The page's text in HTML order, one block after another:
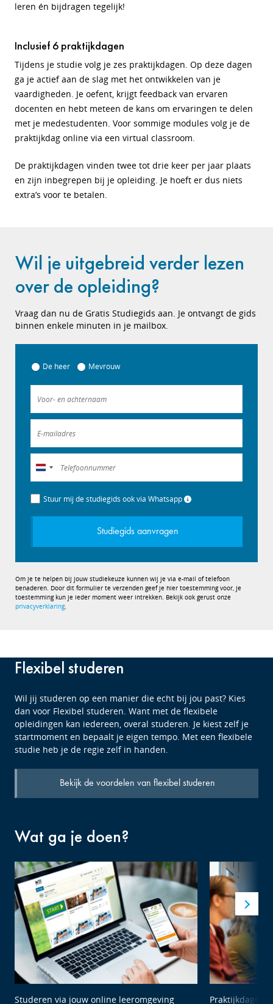
leren én bijdragen tegelijk!
Inclusief 6 praktijkdagen
Tijdens je studie volg je zes praktijkdagen. Op deze dagen
ga je actief aan de slag met het ontwikkelen van je
vaardigheden. Je oefent, krijgt feedback van ervaren
docenten en hebt meteen de kans om ervaringen te delen
met je medestudenten. Voor sommige modules volg je de
praktijkdag online via een virtual classroom.
De praktijkdagen vinden twee tot drie keer per jaar plaats
en zijn inbegrepen bij je opleiding. Je hoeft er dus niets
extra’s voor te betalen.
Wil je uitgebreid verder lezen
over de opleiding?
Vraag dan nu de Gratis Studiegids aan. Je ontvangt de gids
binnen enkele minuten in je mailbox.
De heer Mevrouw
Nederland
+31
Stuur mij de studiegids ook via Whatsapp
Studiegids aanvragen
Om je te helpen bij jouw studiekeuze kunnen wij je via e-mail of telefoon
benaderen. Door dit formulier te verzenden geef je hier toestemming voor, je
toestemming kun je ieder moment weer intrekken. Bekijk ook gerust onze
privacyverklaring.
Flexibel studeren
Wil jij studeren op een manier die echt bij jou past? Kies
dan voor Flexibel studeren. Want met de flexibele
opleidingen kan iedereen, overal studeren. Je kiest zelf je
startmoment en bepaalt je eigen tempo. Met een flexibele
studie heb je de regie zelf in handen.
Bekijk de voordelen van flexibel studeren
Wat ga je doen?
Studeren via jouw online leeromgeving Praktijkdagen